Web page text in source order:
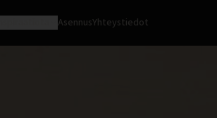
AsennusYhteystiedot